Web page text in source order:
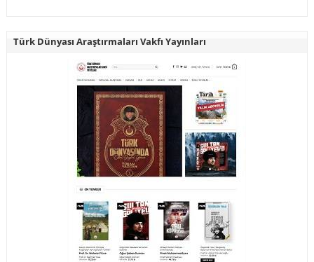
Türk Dünyası Araştırmaları Vakfı Yayınları